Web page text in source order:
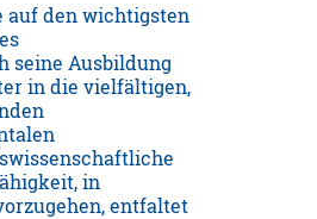
auf den wichtigsten
seine Ausbildung
in die vielfältigen,
in
entfaltet